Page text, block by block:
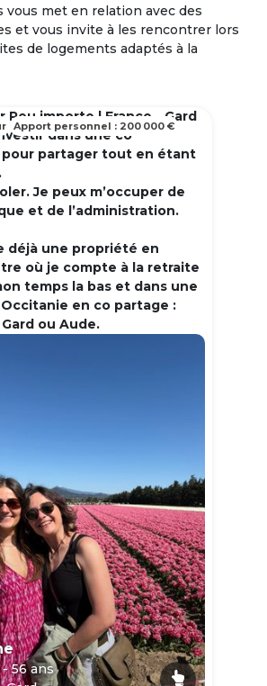
vous met en relation avec des
et vous invite à les rencontrer lors
de logements adaptés à la
Peu importe | France - Gard
dans une co
partager tout en étant
Je peux m’occuper de
et de l’administration.
déjà une propriété en
où je compte à la retraite
temps la bas et dans une
en co partage :
ou Aude.
- 56ans
Apport personnel : 200 000 €